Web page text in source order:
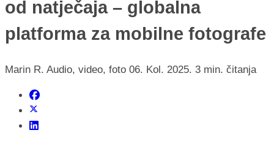
od natječaja – globalna
platforma za mobilne fotografe
Marin R. Audio, video, foto 06. Kol. 2025. 3 min. čitanja